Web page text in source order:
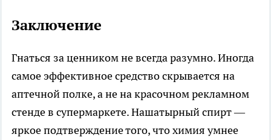
Заключение
Гнаться за ценником не всегда разумно. Иногда
самое эффективное средство скрывается на
аптечной полке, а не на красочном рекламном
стенде в супермаркете. Нашатырный спирт —
яркое подтверждение того, что химия умнее